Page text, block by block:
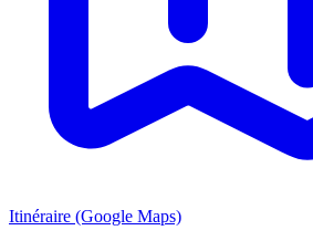
Itinéraire (Google Maps)